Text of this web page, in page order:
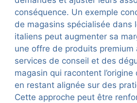
conséquence. Un exemple
de magasins spécialisée dans
italiens peut augmenter sa
une offre de produits premium
services de conseil et des
magasin qui racontent
en restant alignée sur des
Cette approche peut être